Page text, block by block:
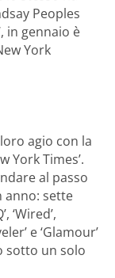
Peoples
in gennaio è
York
agio con la
York Times’.
al passo
anno: sette
‘Wired’,
e ‘Glamour’
sotto un solo